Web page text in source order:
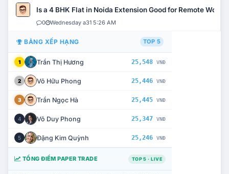
Is a 4 BHK Flat in Noida Extension Good for Remote Work?
0 Wednesday a31 5:26 AM
BẢNG XẾP HẠNG TOP 5
1 Trần Thị Hương 25,548 VNĐ
2 Võ Hữu Phong 25,446 VNĐ
3 Trần Ngọc Hà 25,445 VNĐ
4 Võ Duy Phong 25,347 VNĐ
5 Đặng Kim Quỳnh 25,246 VNĐ
TỔNG ĐIỂM PAPER TRADE TOP 5 · LIVE